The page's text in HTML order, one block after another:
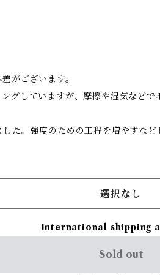
がございます。
グしていますが、摩擦や湿気など
た。強度のための工程を増やすなど
選択なし
International shipping
Sold out